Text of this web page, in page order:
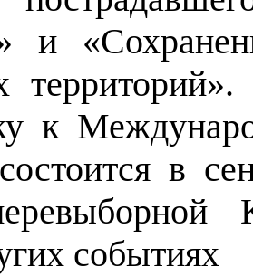
и
к
в
событиях